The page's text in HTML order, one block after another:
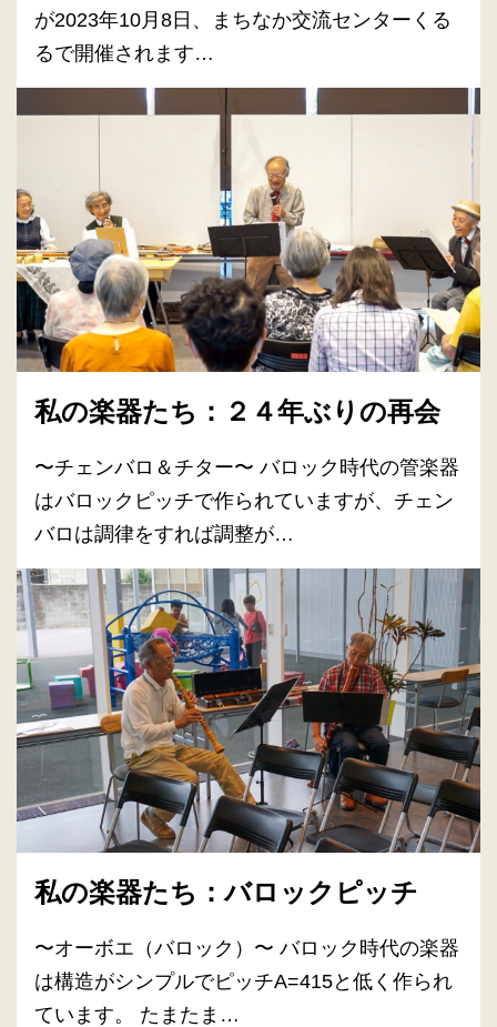
が2023年10月8日、まちなか交流センターくる
るで開催されます…
私の楽器たち：２４年ぶりの再会
〜チェンバロ＆チター〜 バロック時代の管楽器
はバロックピッチで作られていますが、チェン
バロは調律をすれば調整が…
私の楽器たち：バロックピッチ
〜オーボエ（バロック）〜 バロック時代の楽器
は構造がシンプルでピッチA=415と低く作られ
ています。 たまたま…